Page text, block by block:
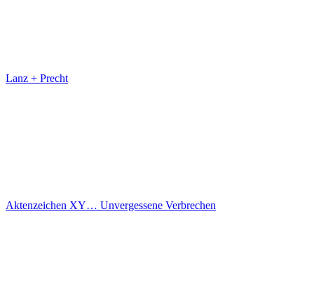
Lanz + Precht
Aktenzeichen XY… Unvergessene Verbrechen